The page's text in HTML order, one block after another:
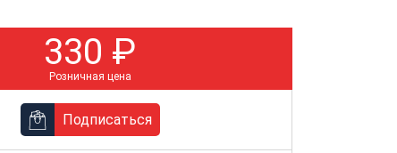
330 ₽
Розничная цена
Подписаться